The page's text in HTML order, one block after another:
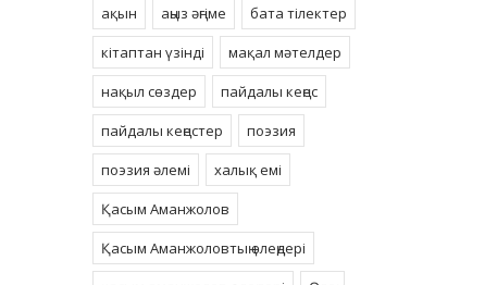
ақын
аңыз әңгіме
бата тілектер
кітаптан үзінді
мақал мәтелдер
нақыл сөздер
пайдалы кеңес
пайдалы кеңестер
поэзия
поэзия әлемі
халық емі
Қасым Аманжолов
Қасым Аманжоловтың өлеңдері